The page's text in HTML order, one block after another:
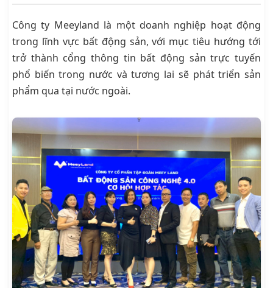
Công ty Meeyland là một doanh nghiệp hoạt động
trong lĩnh vực bất động sản, với mục tiêu hướng tới
trở thành cổng thông tin bất động sản trực tuyến
phổ biến trong nước và tương lai sẽ phát triển sản
phẩm qua tại nước ngoài.